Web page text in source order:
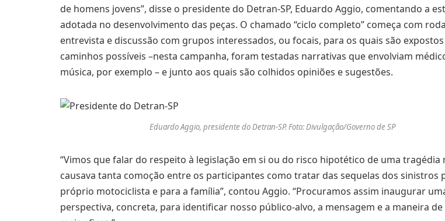
de homens jovens”, disse o presidente do Detran-SP, Eduardo Aggio, comentando a
adotada no desenvolvimento das peças. O chamado “ciclo completo” começa com
entrevista e discussão com grupos interessados, ou focais, para os quais são
caminhos possíveis –nesta campanha, foram testadas narrativas que envolviam
música, por exemplo – e junto aos quais são colhidos opiniões e sugestões.
Eduardo Aggio, presidente do Detran-SP. Foto: Divulgação/Governo de SP
“Vimos que falar do respeito à legislação em si ou do risco hipotético de uma tragédia
causava tanta comoção entre os participantes como tratar das sequelas dos sinistros
próprio motociclista e para a família”, contou Aggio. “Procuramos assim inaugurar
perspectiva, concreta, para identificar nosso público-alvo, a mensagem e a maneira